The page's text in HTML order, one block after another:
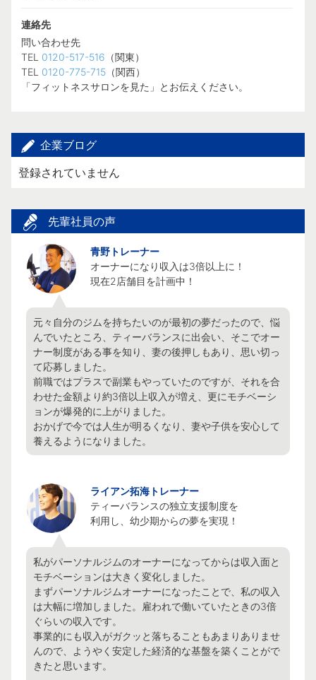
連絡先
問い合わせ先
TEL 0120-517-516 （関東）
TEL 0120-775-715 （関西）
「フィットネスサロンを見た」とお伝えください。
企業ブログ
登録されていません
先輩社員の声
青野トレーナー
オーナーになり収入は3倍以上に！
現在2店舗目を計画中！
元々自分のジムを持ちたいのが最初の夢だったので、悩
んでいたところ、ティーバランスに出会い、そこでオー
ナー制度がある事を知り、妻の後押しもあり、思い切っ
て応募しました。
前職ではプラスで副業もやっていたのですが、それを合
わせた金額より約3倍以上収入が増え、更にモチベーシ
ョンが爆発的に上がりました。
おかげで今では人生が明るくなり、妻や子供を安心して
養えるようになりました。
ライアン拓海トレーナー
ティーバランスの独立支援制度を
利用し、幼少期からの夢を実現！
私がパーソナルジムのオーナーになってからは収入面と
モチベーションは大きく変化しました。
まずパーソナルジムオーナーになったことで、私の収入
は大幅に増加しました。雇われで働いていたときの3倍
ぐらいの収入です。
事業的にも収入がガクッと落ちることもあまりありませ
んので、ようやく安定した経済的な基盤を築くことがで
きたと思います。